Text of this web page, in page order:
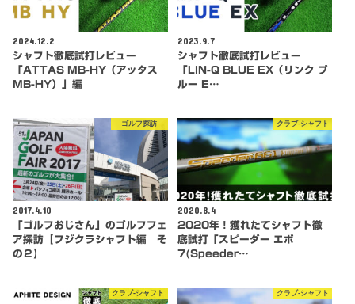
2024.12.2
シャフト徹底試打レビュー
「ATTAS MB-HY（アッタス
MB-HY）」編
2023.9.7
シャフト徹底試打レビュー
「LIN-Q BLUE EX（リンク ブ
ルー E…
ゴルフ探訪
2017.4.10
「ゴルフおじさん」のゴルフフェ
ア探訪【フジクラシャフト編 そ
の２】
クラブ-シャフト
2020.8.4
2020年！獲れたてシャフト徹
底試打「スピーダー エボ
7(Speeder…
クラブ-シャフト クラブ-シャフト